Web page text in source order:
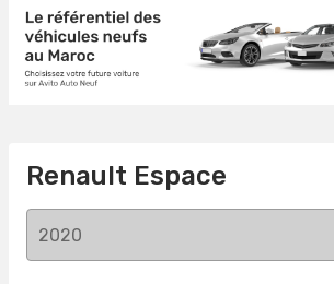
Renault Espace
2020